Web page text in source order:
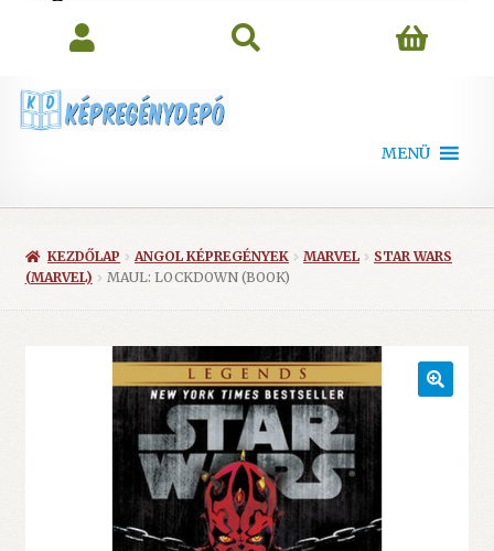
MENÜ
KEZDŐLAP ANGOL KÉPREGÉNYEK MARVEL
STAR WARS
(MARVEL)
MAUL: LOCKDOWN (BOOK)